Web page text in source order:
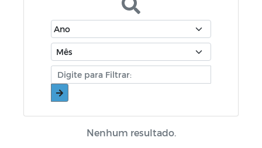
Editais
Eleição Conselho Tutelar 2019
Relatório Resumido da Execução
Nenhum resultado.